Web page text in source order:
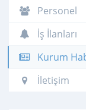
Personel
İş İlanları
Kurum
İletişim